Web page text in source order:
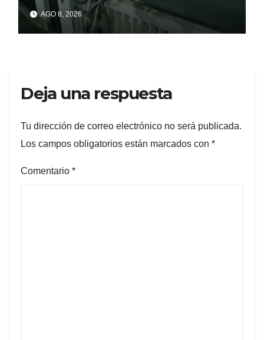
paredes en la noche y nadie
responde
AGO 8, 2026
Deja una respuesta
Tu dirección de correo electrónico no será publicada.
Los campos obligatorios están marcados con *
Comentario *